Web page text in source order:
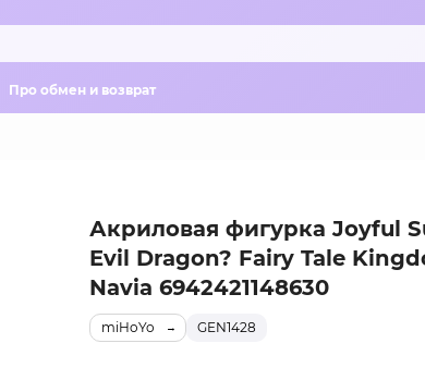
Про обмен и возврат
Акриловая фигурка Joyful
Evil Dragon? Fairy Tale
Navia 6942421148630
GEN1428
miHoYo